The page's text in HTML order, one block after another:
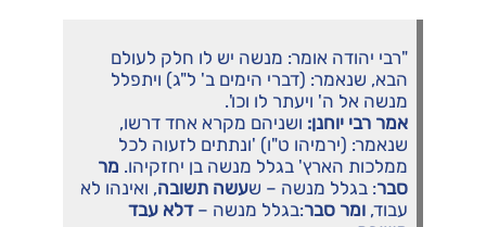
"רבי יהודה אומר: מנשה יש לו חלק לעולם
הבא, שנאמר: (דברי הימים ב' ל"ג) ויתפלל
מנשה אל ה' ויעתר לו וכו'.
אמר רבי יוחנן: ושניהם מקרא אחד דרשו,
שנאמר: (ירמיהו ט"ו) 'ונתתים לזעוה לכל
ממלכות הארץ' בגלל מנשה בן יחזקיהו. מר
סבר: בגלל מנשה – שעשה תשובה, ואינהו לא
עבוד, ומר סבר:בגלל מנשה –דלא עבד